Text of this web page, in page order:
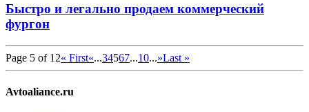
Быстро и легально продаем коммерческий
фургон
Page 5 of 12« First«...34567...10...»Last »
Avtoaliance.ru